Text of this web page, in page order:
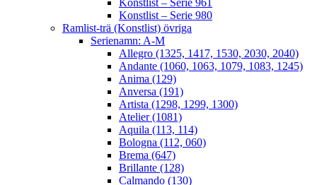
Konstlist – Serie 961
Konstlist – Serie 980
Ramlist-trä (Konstlist) övriga
Serienamn: A-M
Allegro (1325, 1417, 1530, 2030, 2040)
Andante (1060, 1063, 1079, 1083, 1245)
Anima (129)
Anversa (191)
Artista (1298, 1299, 1300)
Atelier (1081)
Aquila (113, 114)
Bologna (112, 060)
Brema (647)
Brillante (128)
Calmando (130)